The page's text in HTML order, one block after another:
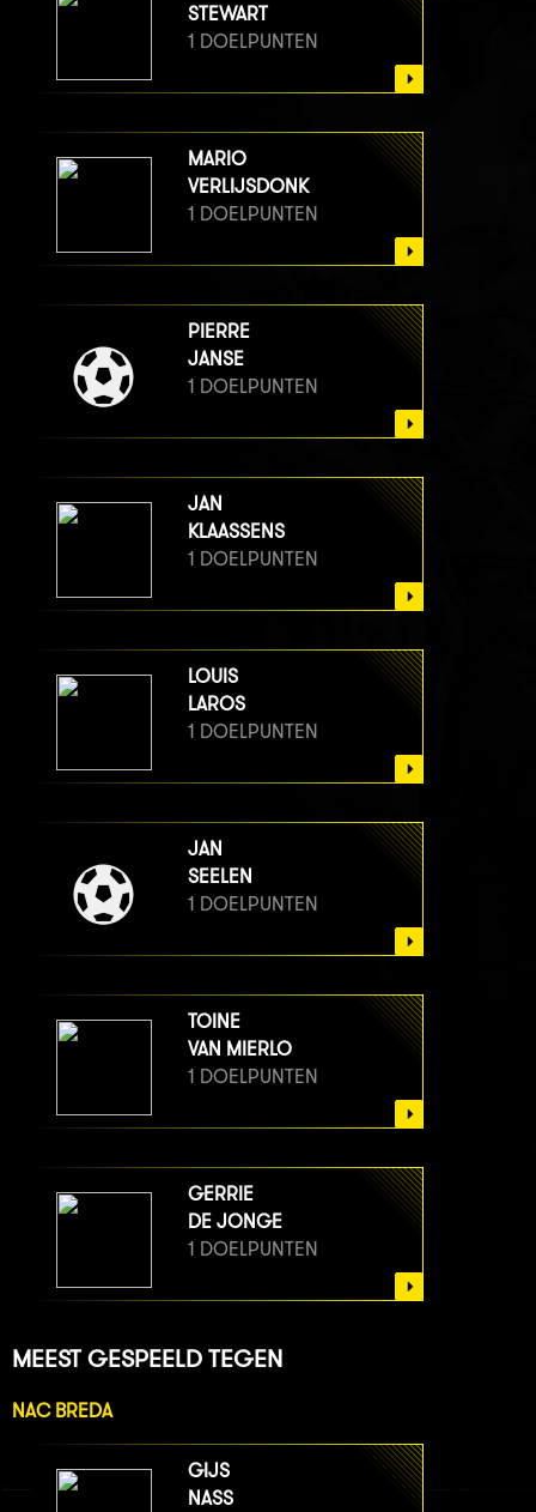
STEWART
1 DOELPUNTEN
MARIO
VERLIJSDONK
1 DOELPUNTEN
PIERRE
JANSE
1 DOELPUNTEN
JAN
KLAASSENS
1 DOELPUNTEN
LOUIS
LAROS
1 DOELPUNTEN
JAN
SEELEN
1 DOELPUNTEN
TOINE
VAN MIERLO
1 DOELPUNTEN
GERRIE
DE JONGE
1 DOELPUNTEN
MEEST GESPEELD TEGEN
NAC BREDA
GIJS
NASS